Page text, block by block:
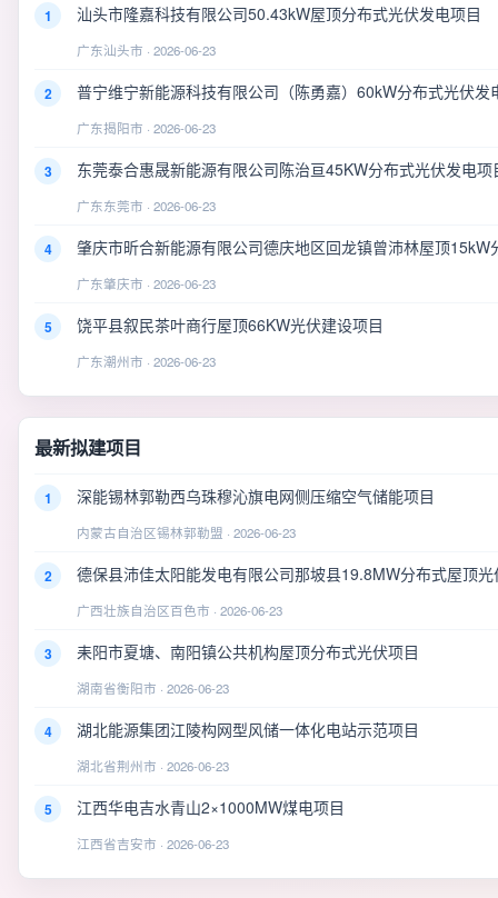
1 汕头市隆嘉科技有限公司50.43kW屋顶分布式光伏发电项目
广东汕头市 · 2026-06-23
2 普宁维宁新能源科技有限公司（陈勇嘉）60kW分布式光伏发
广东揭阳市 · 2026-06-23
3 东莞泰合惠晟新能源有限公司陈治亘45KW分布式光伏发电项
广东东莞市 · 2026-06-23
4 肇庆市昕合新能源有限公司德庆地区回龙镇曾沛林屋顶15kW
广东肇庆市 · 2026-06-23
5 饶平县叙民茶叶商行屋顶66KW光伏建设项目
广东潮州市 · 2026-06-23
最新拟建项目
1 深能锡林郭勒西乌珠穆沁旗电网侧压缩空气储能项目
内蒙古自治区锡林郭勒盟 · 2026-06-23
2 德保县沛佳太阳能发电有限公司那坡县19.8MW分布式屋顶
广西壮族自治区百色市 · 2026-06-23
3 耒阳市夏塘、南阳镇公共机构屋顶分布式光伏项目
湖南省衡阳市 · 2026-06-23
4 湖北能源集团江陵构网型风储一体化电站示范项目
湖北省荆州市 · 2026-06-23
5 江西华电吉水青山2×1000MW煤电项目
江西省吉安市 · 2026-06-23